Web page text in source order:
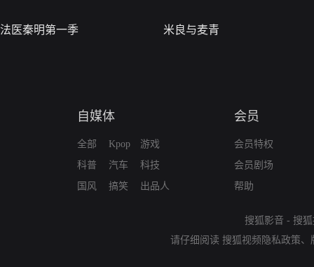
法医秦明第一季 米良与麦青
自媒体
全部
科普
国风
Kpop
汽车
搞笑
游戏
科技
出品人
会员
会员特权
会员剧场
帮助
搜狐影音 - 搜
请仔细阅读 搜狐视频隐私政策、